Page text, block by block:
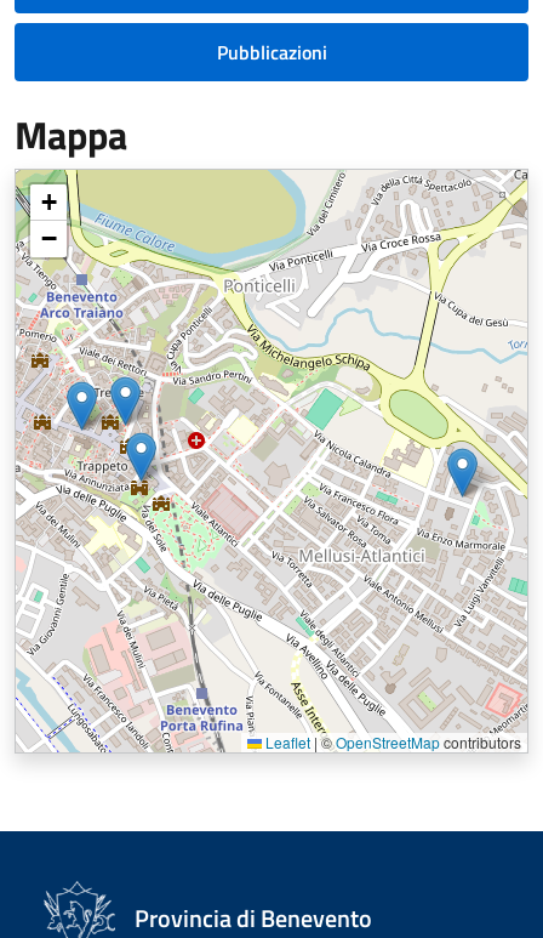
Pubblicazioni
Mappa
+
−
Leaflet |©OpenStreetMapcontributors
Provincia di Benevento